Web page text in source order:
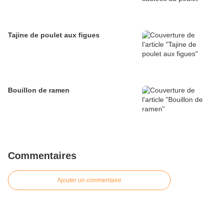
Tajine de poulet aux figues
Bouillon de ramen
Commentaires
Ajouter un commentaire